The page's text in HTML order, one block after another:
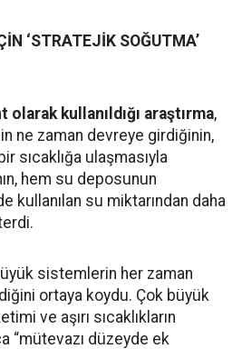
‘STRATEJİK SOĞUTMA’
olarak kullanıldığı araştırma,
ne zaman devreye girdiğinin,
sıcaklığa ulaşmasıyla
hem su deposunun
kullanılan su miktarından daha
sistemlerin her zaman
ortaya koydu. Çok büyük
ve aşırı sıcaklıkların
“mütevazı düzeyde ek